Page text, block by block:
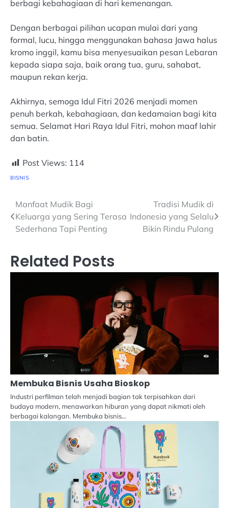
berbagi kebahagiaan di hari kemenangan.
Dengan berbagai pilihan ucapan mulai dari yang
formal, lucu, hingga menggunakan bahasa Jawa halus
kromo inggil, kamu bisa menyesuaikan pesan Lebaran
kepada siapa saja, baik orang tua, guru, sahabat,
maupun rekan kerja.
Akhirnya, semoga Idul Fitri 2026 menjadi momen
penuh berkah, kebahagiaan, dan kedamaian bagi kita
semua. Selamat Hari Raya Idul Fitri, mohon maaf lahir
dan batin.
Post Views: 114
BISNIS
Navigasi
pos
Manfaat Mudik Bagi
Keluarga yang Sering Terasa
Sederhana Tapi Penting
Tradisi Mudik di
Indonesia yang Selalu
Bikin Rindu Pulang
Related Posts
Membuka Bisnis Usaha Bioskop
Industri perfilman telah menjadi bagian tak terpisahkan dari
budaya modern, menawarkan hiburan yang dapat nikmati oleh
berbagai kalangan. Membuka bisnis…